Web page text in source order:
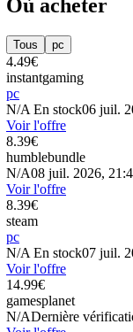
Où acheter
Tous pc
4.49€
instantgaming
pc
N/A En stock06 juil.
Voir l'offre
8.39€
humblebundle
N/A08 juil. 2026,
Voir l'offre
8.39€
steam
pc
N/A En stock07 juil.
Voir l'offre
14.99€
gamesplanet
N/ADernière